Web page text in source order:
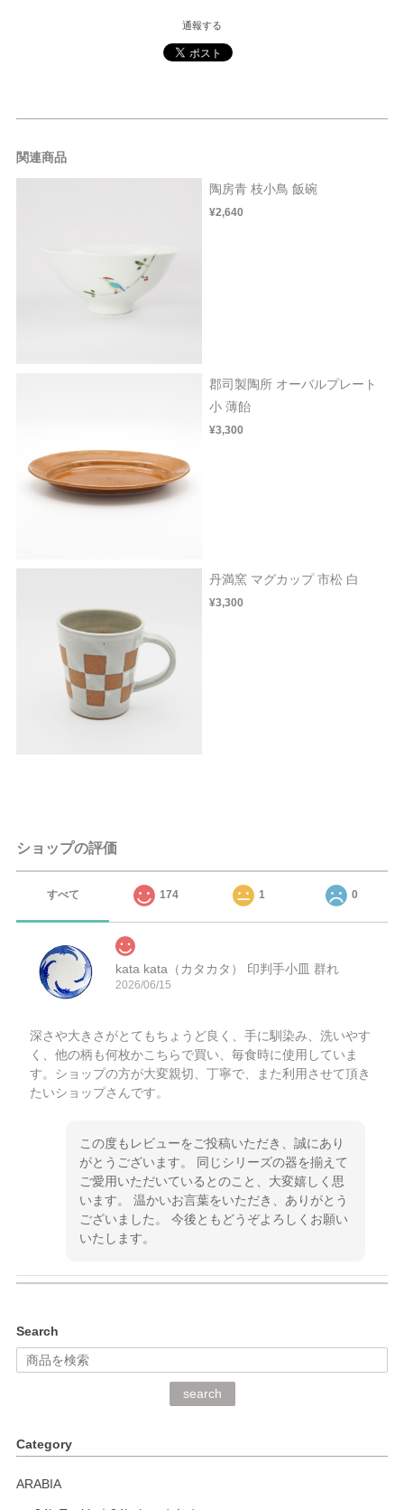
通報する
関連商品
陶房青 枝小鳥 飯碗
¥2,640
郡司製陶所 オーバルプレート
小 薄飴
¥3,300
丹満窯 マグカップ 市松 白
¥3,300
ショップの評価
すべて 174 1 0
kata kata（カタカタ） 印判手小皿 群れ
2026/06/15
深さや大きさがとてもちょうど良く、手に馴染み、洗いやす
く、他の柄も何枚かこちらで買い、毎食時に使用していま
す。ショップの方が大変親切、丁寧で、また利用させて頂き
たいショップさんです。
この度もレビューをご投稿いただき、誠にあり
がとうございます。 同じシリーズの器を揃えて
ご愛用いただいているとのこと、大変嬉しく思
います。 温かいお言葉をいただき、ありがとう
ございました。 今後ともどうぞよろしくお願い
いたします。
深さや大きさがとてもちょうど良く、手に馴染み、洗いやす
く、他の柄も何枚かこちらで買い、毎食時に使用していま
く交換して下さいました。
Search
search
Category
ARABIA